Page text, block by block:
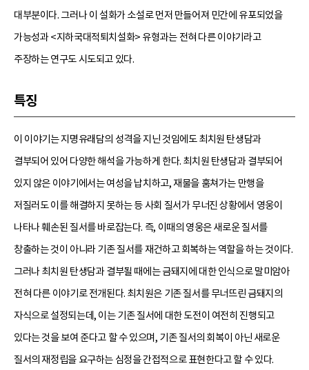
대부분이다. 그러나 이 설화가 소설로 먼저 만들어져 민간에 유포되었을
가능성과 <지하국대적퇴치설화> 유형과는 전혀 다른 이야기라고
주장하는 연구도 시도되고 있다.
특징
이 이야기는 지명유래담의 성격을 지닌 것임에도 최치원 탄생담과
결부되어 있어 다양한 해석을 가능하게 한다. 최치원 탄생담과 결부되어
있지 않은 이야기에서는 여성을 납치하고, 재물을 훔쳐가는 만행을
저질러도 이를 해결하지 못하는 등 사회 질서가 무너진 상황에서 영웅이
나타나 훼손된 질서를 바로잡는다. 즉, 이때의 영웅은 새로운 질서를
창출하는 것이 아니라 기존 질서를 재건하고 회복하는 역할을 하는 것이다.
그러나 최치원 탄생담과 결부될 때에는 금돼지에 대한 인식으로 말미암아
전혀 다른 이야기로 전개된다. 최치원은 기존 질서를 무너뜨린 금돼지의
자식으로 설정되는데, 이는 기존 질서에 대한 도전이 여전히 진행되고
있다는 것을 보여 준다고 할 수 있으며, 기존 질서의 회복이 아닌 새로운
질서의 재정립을 요구하는 심정을 간접적으로 표현한다고 할 수 있다.